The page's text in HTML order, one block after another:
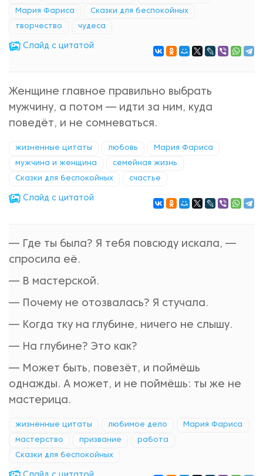
Мария Фариса Сказки для беспокойных
творчество чудеса
Cлайд с цитатой
Женщине главное правильно выбрать
мужчину, а потом — идти за ним, куда
поведёт, и не сомневаться.
жизненные цитаты любовь Мария Фариса
мужчина и женщина семейная жизнь
Сказки для беспокойных счастье
Cлайд с цитатой
— Где ты была? Я тебя повсюду искала, —
спросила её.
— В мастерской.
— Почему не отозвалась? Я стучала.
— Когда тку на глубине, ничего не слышу.
— На глубине? Это как?
— Может быть, повезёт, и поймёшь
однажды. А может, и не поймёшь: ты же не
мастерица.
жизненные цитаты любимое дело Мария Фариса
мастерство призвание работа
Сказки для беспокойных